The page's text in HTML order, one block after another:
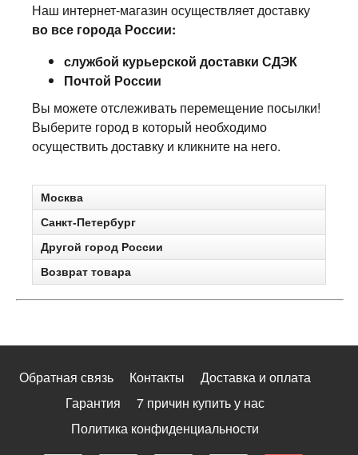
Наш интернет-магазин осуществляет доставку
во все города России:
службой курьерской доставки СДЭК
Почтой России
Вы можете отслеживать перемещение посылки!
Выберите город в который необходимо
осуществить доставку и кликните на него.
Москва
Санкт-Петербург
Другой город России
Возврат товара
Обратная связь Контакты
Доставка и оплата
Гарантия
7 причин купить у нас
Политика конфиденциальности